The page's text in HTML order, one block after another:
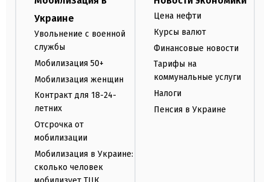
Украине
Увольнение с военной
службы
Мобилизация 50+
Мобилизация женщин
Контракт для 18-24-
летних
Отсрочка от
мобилизации
Мобилизация в Украине:
сколько человек
Цена нефти
Курсы валют
Финансовые новости
Тарифы на
коммунальные услуги
Налоги
Пенсия в Украине